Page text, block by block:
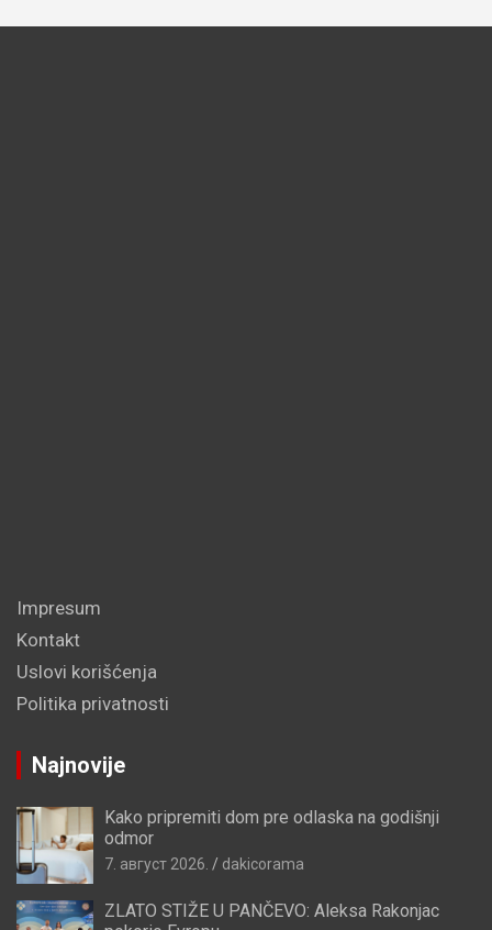
Impresum
Kontakt
Uslovi korišćenja
Politika privatnosti
Najnovije
Kako pripremiti dom pre odlaska na godišnji
odmor
7. август 2026. dakicorama
ZLATO STIŽE U PANČEVO: Aleksa Rakonjac